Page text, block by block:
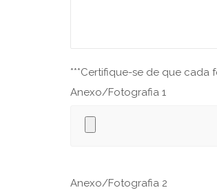
***Certifique-se de que cada
Anexo/Fotografia 1
Anexo/Fotografia 2